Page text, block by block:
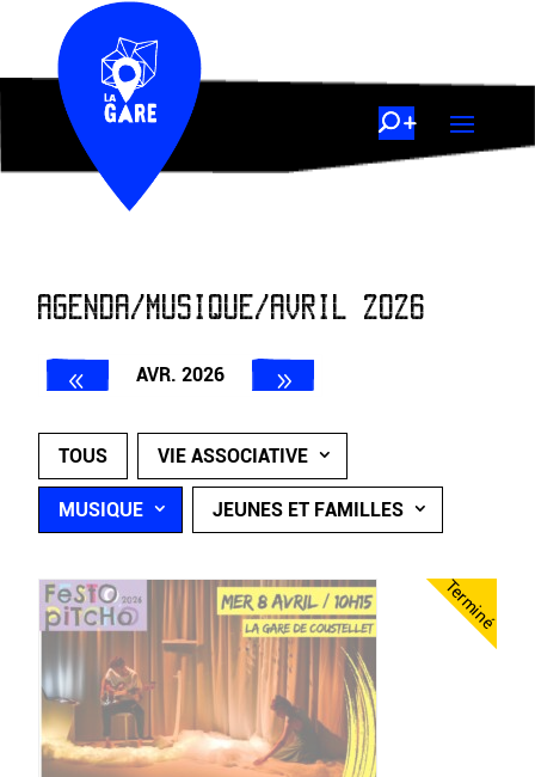
AGENDA/MUSIQUE/AVRIL 2026
AVR. 2026
TOUS VIE ASSOCIATIVE
MUSIQUE JEUNES ET FAMILLES
Terminé